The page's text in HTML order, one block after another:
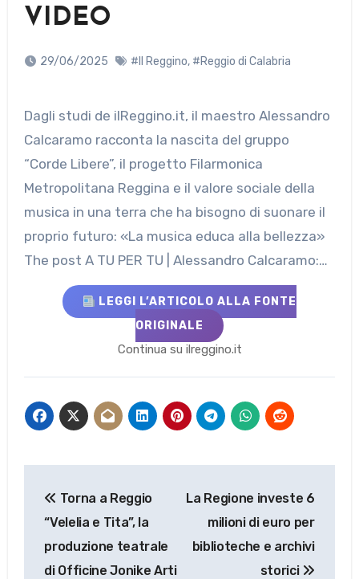
VIDEO
29/06/2025 #Il Reggino, #Reggio di Calabria
Dagli studi de ilReggino.it, il maestro Alessandro
Calcaramo racconta la nascita del gruppo
“Corde Libere”, il progetto Filarmonica
Metropolitana Reggina e il valore sociale della
musica in una terra che ha bisogno di suonare il
proprio futuro: «La musica educa alla bellezza»
The post A TU PER TU | Alessandro Calcaramo:…
LEGGI L’ARTICOLO ALLA FONTE
ORIGINALE
Continua su ilreggino.it
articoli
Torna a Reggio
“Velelia e Tita”, la
produzione teatrale
di Officine Jonike Arti
La Regione investe 6
milioni di euro per
biblioteche e archivi
storici